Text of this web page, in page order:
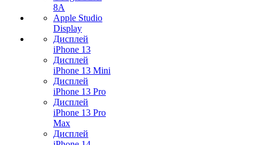
8A
Apple Studio
Display
Дисплей
iPhone 13
Дисплей
iPhone 13 Mini
Дисплей
iPhone 13 Pro
Дисплей
iPhone 13 Pro
Max
Дисплей